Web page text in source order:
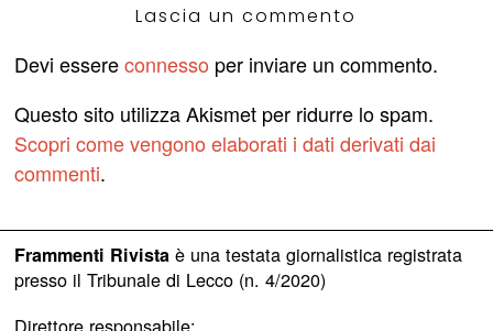
Lascia un commento
Devi essereconnesso per inviare un commento.
Questo sito utilizza Akismet per ridurre lo spam.
Scopri come vengono elaborati i dati derivati dai
commenti.
Frammenti Rivistaè una testata giornalistica registrata
presso il Tribunale di Lecco (n. 4/2020)